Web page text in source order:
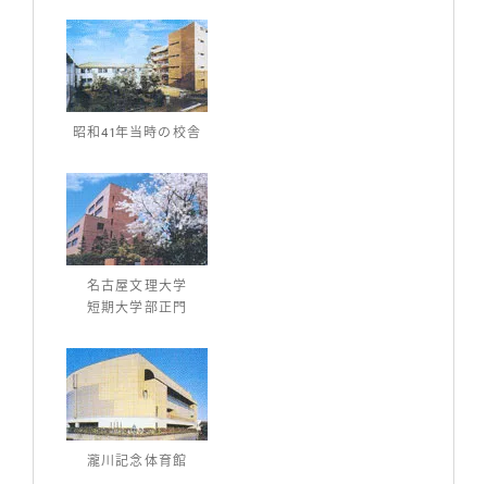
昭和41年当時の校舎
名古屋文理大学
短期大学部正門
瀧川記念体育館